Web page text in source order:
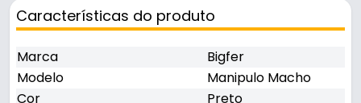
Características do produto
Marca
Bigfer
Modelo
Manipulo Macho
Cor
Preto